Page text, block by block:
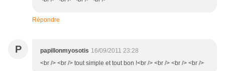
Répondre
P papillonmyosotis 16/09/2011 23:28
<br /> <br /> tout simple et tout bon !<br /> <br /> <br /> <br />